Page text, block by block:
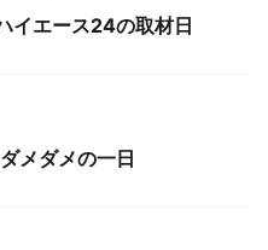
イエース24の取材日
メダメの一日